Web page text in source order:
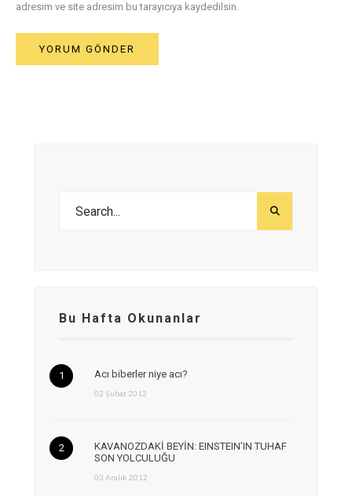
adresim ve site adresim bu tarayıcıya kaydedilsin.
Bu Hafta Okunanlar
Acı biberler niye acı?
02 Şubat 2012
KAVANOZDAKİ BEYİN: EINSTEIN’IN TUHAF
SON YOLCULUĞU
03 Aralık 2012